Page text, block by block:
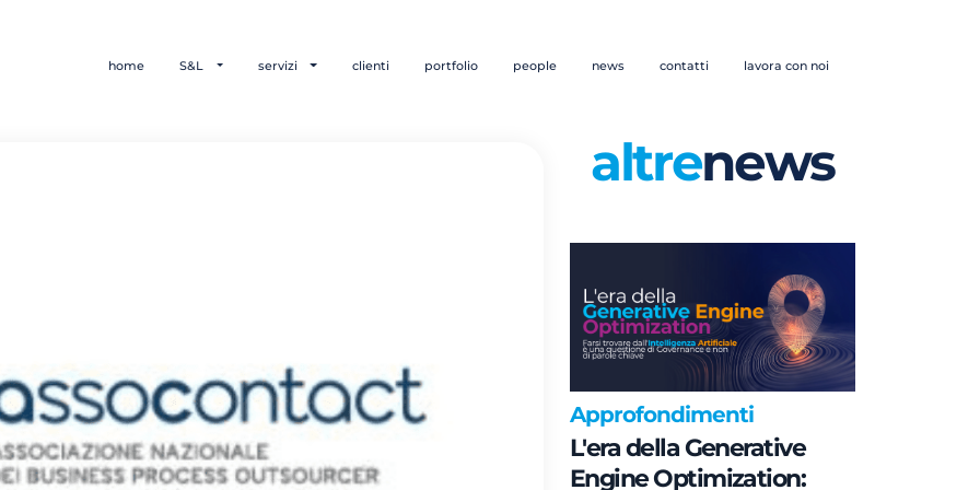
home S&L servizi clienti portfolio people news contatti lavora con noi
altrenews
Approfondimenti
L'era della Generative
Engine Optimization: